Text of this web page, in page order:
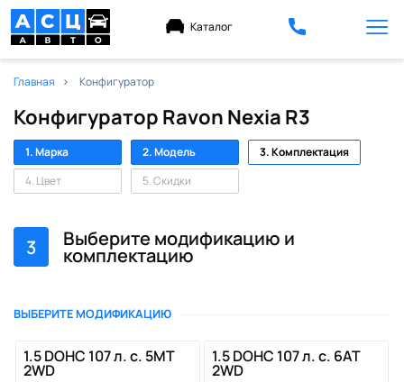
Каталог
Главная Конфигуратор
Конфигуратор Ravon Nexia R3
1. Марка 2. Модель
3. Комплектация
4. Цвет
5. Скидки
3 Выберите модификацию и
комплектацию
ВЫБЕРИТЕ МОДИФИКАЦИЮ
1.5 DOHC 107 л. с. 5MT
2WD
1.5 DOHC 107 л. с. 6АТ
2WD